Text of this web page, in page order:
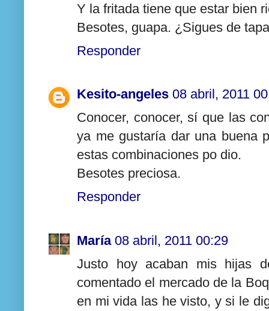
Y la fritada tiene que estar bien
Besotes, guapa. ¿Sigues de
Responder
Kesito-angeles 08 abril, 2011
Conocer, conocer, sí que las
ya me gustaría dar una buena
estas combinaciones po dio.
Besotes preciosa.
Responder
María 08 abril, 2011 00:29
Justo hoy acaban mis hijas
comentado el mercado de la
en mi vida las he visto, y si le